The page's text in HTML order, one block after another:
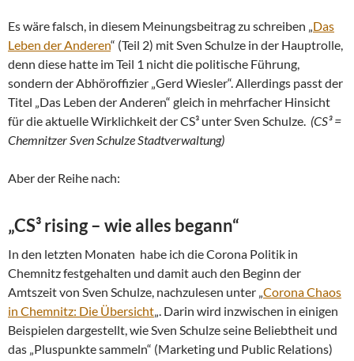
Es wäre falsch, in diesem Meinungsbeitrag zu schreiben „ Das
Leben der Anderen“ (Teil 2) mit Sven Schulze in der Hauptrolle,
denn diese hatte im Teil 1 nicht die politische Führung,
sondern der Abhöroffizier „Gerd Wiesler“. Allerdings passt der
Titel „Das Leben der Anderen“ gleich in mehrfacher Hinsicht
für die aktuelle Wirklichkeit der CS³ unter Sven Schulze. (CS³ =
Chemnitzer Sven Schulze Stadtverwaltung)
Aber der Reihe nach:
„CS³ rising – wie alles begann“
In den letzten Monaten habe ich die Corona Politik in
Chemnitz festgehalten und damit auch den Beginn der
Amtszeit von Sven Schulze, nachzulesen unter „ Corona Chaos
in Chemnitz: Die Übersicht „. Darin wird inzwischen in einigen
Beispielen dargestellt, wie Sven Schulze seine Beliebtheit und
das „Pluspunkte sammeln“ (Marketing und Public Relations)